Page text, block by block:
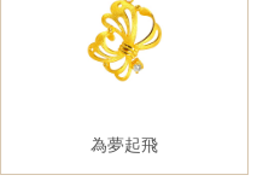
為夢起飛